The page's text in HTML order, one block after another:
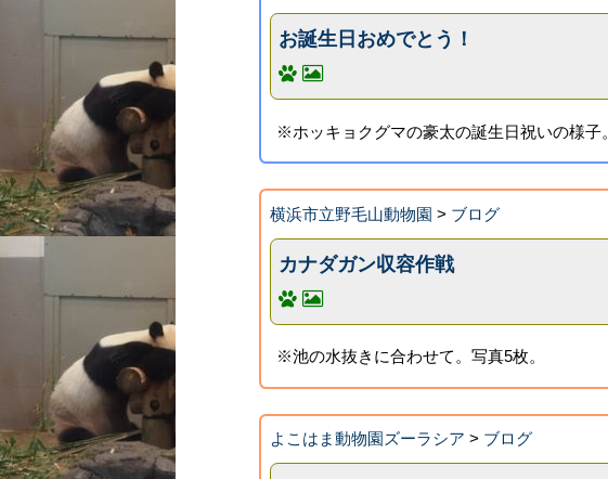
お誕生日おめでとう！
※ホッキョクグマの豪太の誕生日祝いの様子
横浜市立野毛山動物園 > ブログ
カナダガン収容作戦
※池の水抜きに合わせて。写真5枚。
よこはま動物園ズーラシア > ブログ